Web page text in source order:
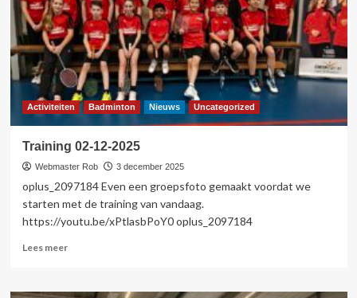
Activiteiten Badminton Nieuws Uncategorized
Training 02-12-2025
Webmaster Rob 3 december 2025
oplus_2097184 Even een groepsfoto gemaakt voordat we
starten met de training van vandaag.
https://youtu.be/xPtlasbPoY0 oplus_2097184
Lees meerLees
Training